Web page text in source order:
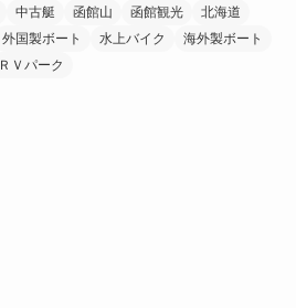
中古艇 函館山 函館観光
北海道
外国製ボート 水上バイク
海外製ボート
ＲＶパーク